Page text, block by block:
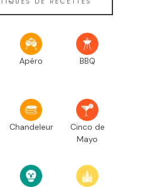
Apéro BBQ
Chandeleur
Cinco de
Mayo